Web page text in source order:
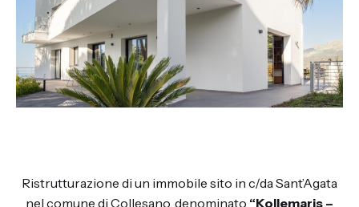
Ristrutturazione di un immobile sito in c/da Sant’Agata
nel comune di Collesano, denominato “Kollemaris –